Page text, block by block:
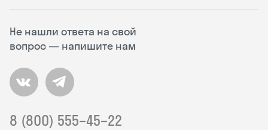
Не нашли ответа на свой
вопрос — напишите нам
8 (800) 555–45–22